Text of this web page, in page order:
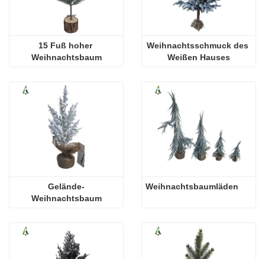
15 Fuß hoher
Weihnachtsbaum
Weihnachtsschmuck des
Weißen Hauses
Gelände-
Weihnachtsbaum
Weihnachtsbaumläden